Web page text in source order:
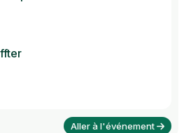
Aller à l'événement